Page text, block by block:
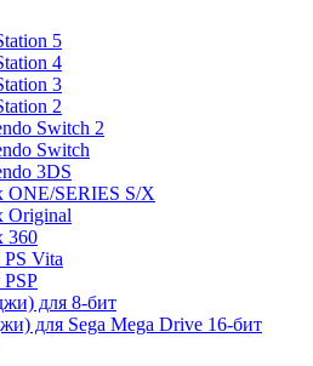
5
4
3
2
Switch 2
Switch
3DS
SERIES S/X
Original
360
Vita
для 8-бит
для Sega Mega Drive 16-бит